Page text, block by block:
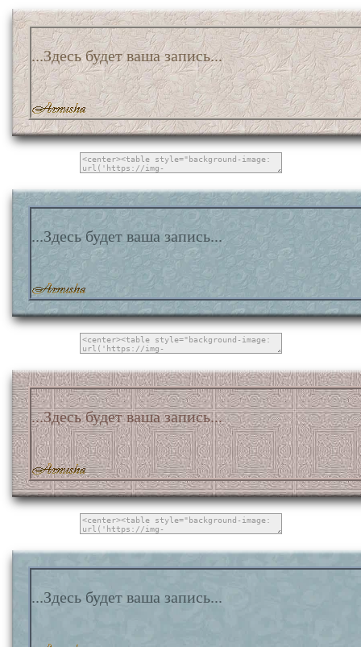
...Здесь будет ваша запись...
...Здесь будет ваша запись...
...Здесь будет ваша запись...
...Здесь будет ваша запись...